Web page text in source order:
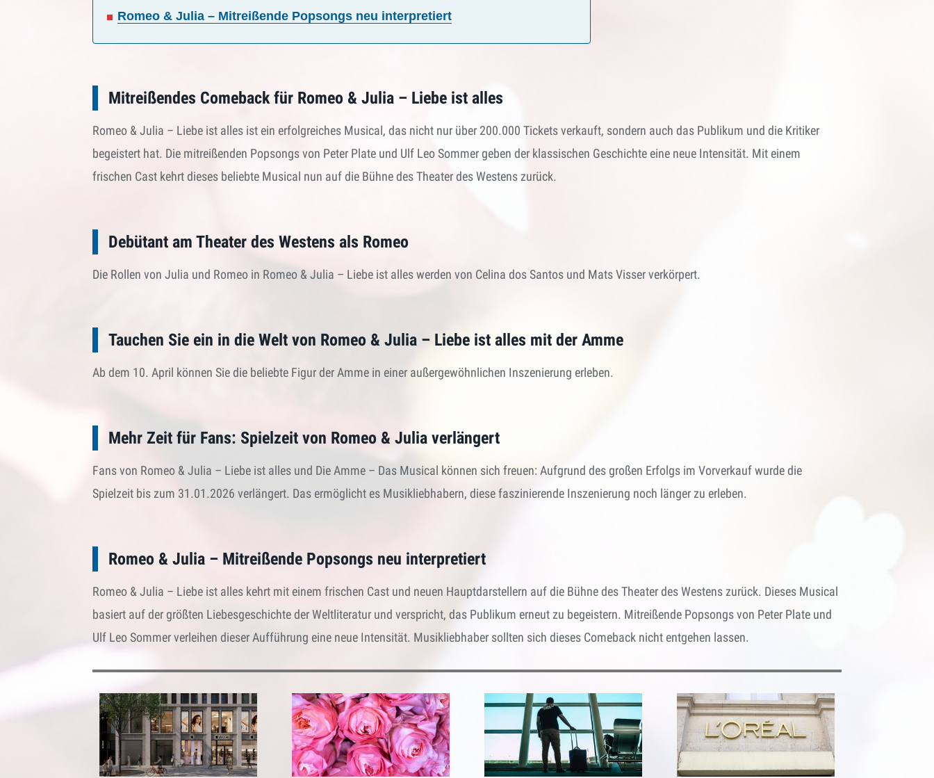
Romeo & Julia – Mitreißende Popsongs neu interpretiert
Mitreißendes Comeback für Romeo & Julia – Liebe ist alles
Romeo & Julia – Liebe ist alles ist ein erfolgreiches Musical, das nicht nur über 200.000 Tickets verkauft, sondern auch das Publikum und die Kritiker
begeistert hat. Die mitreißenden Popsongs von Peter Plate und Ulf Leo Sommer geben der klassischen Geschichte eine neue Intensität. Mit einem
frischen Cast kehrt dieses beliebte Musical nun auf die Bühne des Theater des Westens zurück.
Debütant am Theater des Westens als Romeo
Die Rollen von Julia und Romeo in Romeo & Julia – Liebe ist alles werden von Celina dos Santos und Mats Visser verkörpert.
Tauchen Sie ein in die Welt von Romeo & Julia – Liebe ist alles mit der Amme
Ab dem 10. April können Sie die beliebte Figur der Amme in einer außergewöhnlichen Inszenierung erleben.
Mehr Zeit für Fans: Spielzeit von Romeo & Julia verlängert
Fans von Romeo & Julia – Liebe ist alles und Die Amme – Das Musical können sich freuen: Aufgrund des großen Erfolgs im Vorverkauf wurde die
Spielzeit bis zum 31.01.2026 verlängert. Das ermöglicht es Musikliebhabern, diese faszinierende Inszenierung noch länger zu erleben.
Romeo & Julia – Mitreißende Popsongs neu interpretiert
Romeo & Julia – Liebe ist alles kehrt mit einem frischen Cast und neuen Hauptdarstellern auf die Bühne des Theater des Westens zurück. Dieses Musical
basiert auf der größten Liebesgeschichte der Weltliteratur und verspricht, das Publikum erneut zu begeistern. Mitreißende Popsongs von Peter Plate und
Ulf Leo Sommer verleihen dieser Aufführung eine neue Intensität. Musikliebhaber sollten sich dieses Comeback nicht entgehen lassen.